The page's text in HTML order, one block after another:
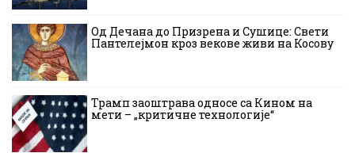
Од Дечана до Призрена и Сушице: Свети
Пантелејмон кроз векове живи на Косову
Трамп заоштрава односе са Кином на
мети – „критичне технологије“